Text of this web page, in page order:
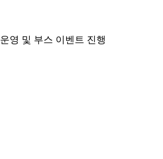
운영 및 부스 이벤트 진행